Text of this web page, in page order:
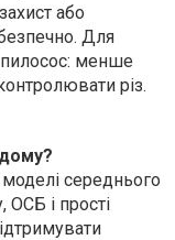
або
Для
пилосос: менше
різ.
середнього
ОСБ і прості